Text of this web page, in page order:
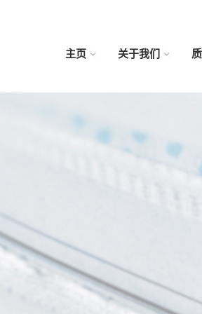
主页 关于我们